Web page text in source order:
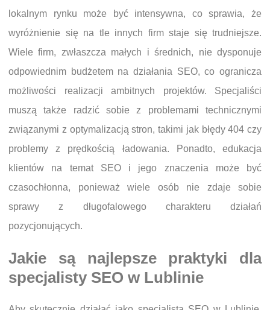
lokalnym rynku może być intensywna, co sprawia, że
wyróżnienie się na tle innych firm staje się trudniejsze.
Wiele firm, zwłaszcza małych i średnich, nie dysponuje
odpowiednim budżetem na działania SEO, co ogranicza
możliwości realizacji ambitnych projektów. Specjaliści
muszą także radzić sobie z problemami technicznymi
związanymi z optymalizacją stron, takimi jak błędy 404 czy
problemy z prędkością ładowania. Ponadto, edukacja
klientów na temat SEO i jego znaczenia może być
czasochłonna, ponieważ wiele osób nie zdaje sobie
sprawy z długofalowego charakteru działań
pozycjonujących.
Jakie są najlepsze praktyki dla
specjalisty SEO w Lublinie